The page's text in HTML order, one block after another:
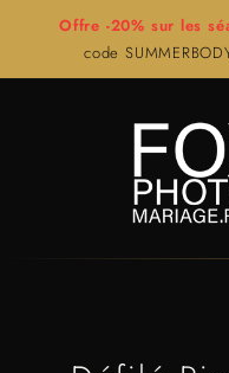
Offre -20% sur les
code